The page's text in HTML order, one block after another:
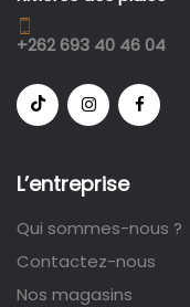
+262 693 40 46 04
L’entreprise
Qui sommes-nous ?
Contactez-nous
Nos magasins